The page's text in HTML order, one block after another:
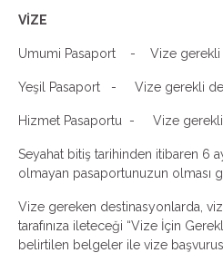
VİZE
Umumi Pasaport -
Yeşil Pasaport - Vize gerekli
Hizmet Pasaportu - Vize
Seyahat bitiş tarihinden itibaren 6
olmayan pasaportunuzun olması
Vize gereken destinasyonlarda,
tarafınıza ileteceği “Vize İçin
belirtilen belgeler ile vize